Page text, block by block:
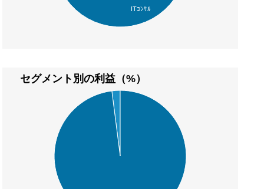
ITｺﾝｻﾙ
セグメント別の利益（%）